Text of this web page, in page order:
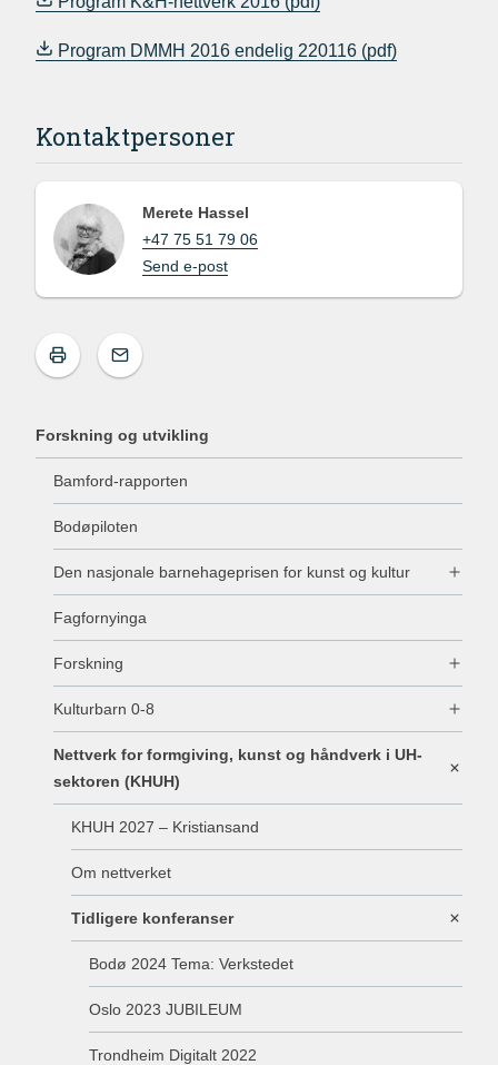
Program DMMH 2016 endelig 220116
Forskning og utvikling
Bamford-rapporten
Bodøpiloten
Den nasjonale barnehageprisen for kunst og kultur
Fagfornyinga
Forskning
Kulturbarn 0-8
Nettverk for formgiving, kunst og håndverk i UH-
sektoren (KHUH)
KHUH 2027 – Kristiansand
Om nettverket
Tidligere konferanser
Bodø 2024 Tema: Verkstedet
Oslo 2023 JUBILEUM
Trondheim Digitalt 2022
Kontaktpersoner
Merete Hassel
+47 75 51 79 06
Send e-post